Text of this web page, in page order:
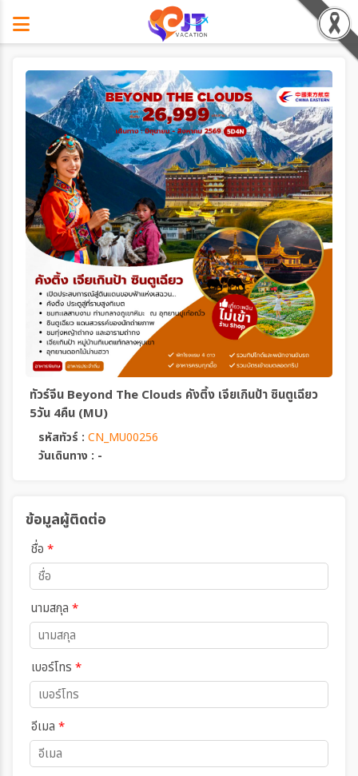
ทัวร์จีน Beyond The Clouds คังติ้ง เจียเกินป้า ซินตูเฉียว
5วัน 4คืน (MU)
รหัสทัวร์ : CN_MU00256
วันเดินทาง : -
ข้อมูลผู้ติดต่อ
ชื่อ *
นามสกุล *
เบอร์โทร *
อีเมล *